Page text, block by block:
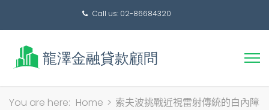
Call us: 02-86684320
搜
You are here: Home > 索夫波挑戰近視雷射傳統的白內障